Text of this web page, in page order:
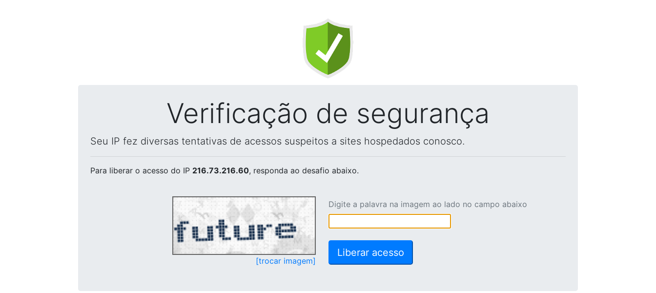
Verificação de segurança
Seu IP fez diversas tentativas de acessos suspeitos a sites hospedados conosco.
Para liberar o acesso do IP 216.73.216.60, responda ao desafio abaixo.
[trocar imagem]
Digite a palavra na imagem ao lado no campo abaixo